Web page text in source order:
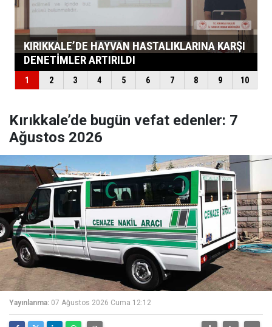
Kırıkkale’de bugün vefat edenler: 7
Ağustos 2026
Yayınlanma: 07 Ağustos 2026 Cuma 12:12